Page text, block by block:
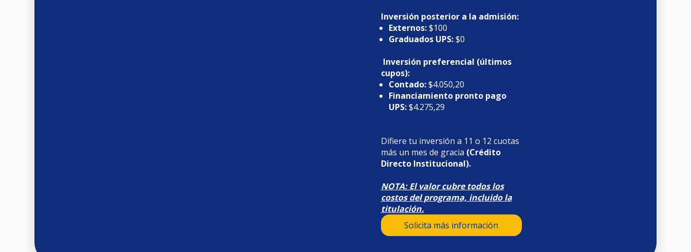
Inversión posterior a la admisión:
Externos: $100
Graduados UPS: $0
Inversión preferencial (últimos
cupos):
Contado:$4.050,20
Financiamiento pronto pago
UPS:$4.275,29
Difiere tu inversión a 11 o 12 cuotas
más un mes de gracia (Crédito
Directo Institucional).
NOTA: El valor cubre todos los
costos del programa, incluido la
titulación.
Solicita más información